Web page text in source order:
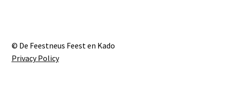
© De Feestneus Feest en Kado
Privacy Policy